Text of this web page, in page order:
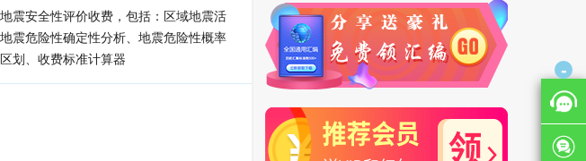
震安全性评价收费，包括：区域地震活
震危险性确定性分析、地震危险性概率
划、收费标准计算器
-